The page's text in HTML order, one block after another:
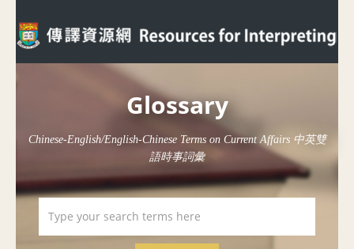
Glossary
Chinese-English/English-Chinese Terms on Current Affairs 中英雙
語時事詞彙